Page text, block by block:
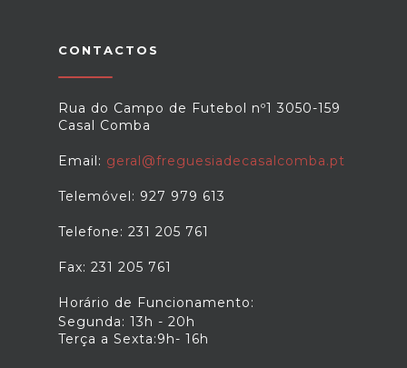
CONTACTOS
Rua do Campo de Futebol nº1 3050-159
Casal Comba
Email: geral@freguesiadecasalcomba.pt
Telemóvel: 927 979 613
Telefone: 231 205 761
Fax: 231 205 761
Horário de Funcionamento:
Segunda: 13h - 20h
Terça a Sexta:9h- 16h